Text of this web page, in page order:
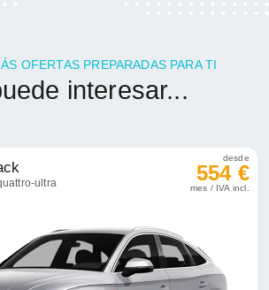
OFERTAS PREPARADAS PARA TI
interesar...
ultra
desde
554 €
mes / IVA incl.